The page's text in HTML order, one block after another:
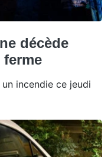
décède
incendie ce jeudi